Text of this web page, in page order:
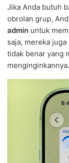
Jika Anda butuh
obrolan grup,
admin untuk
saja, mereka
tidak benar yang
menginginkannya.